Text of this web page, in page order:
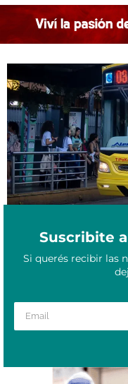
Colectivos en Posadas:
debatir un nuevo
Suscribite
Si querés recibir las